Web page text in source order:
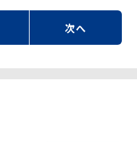
次へ